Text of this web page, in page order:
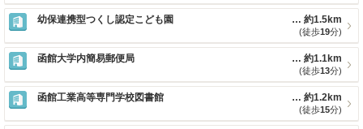
幼保連携型つくし認定こども園 約1.5km
(徒歩19分)
函館大学内簡易郵便局 約1.1km
(徒歩13分)
函館工業高等専門学校図書館 約1.2km
(徒歩15分)